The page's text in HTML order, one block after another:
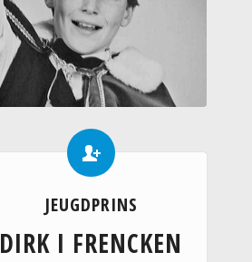
JEUGDPRINS
DIRK I FRENCKEN